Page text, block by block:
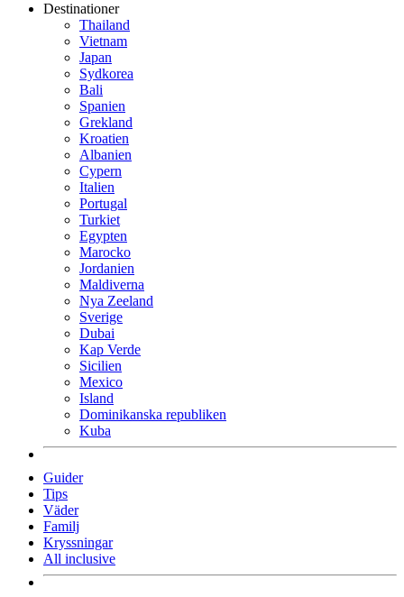
Destinationer
Thailand
Vietnam
Japan
Sydkorea
Bali
Spanien
Grekland
Kroatien
Albanien
Cypern
Italien
Portugal
Turkiet
Egypten
Marocko
Jordanien
Maldiverna
Nya Zeeland
Sverige
Dubai
Kap Verde
Sicilien
Mexico
Island
Dominikanska republiken
Kuba
Guider
Tips
Väder
Familj
Kryssningar
All inclusive